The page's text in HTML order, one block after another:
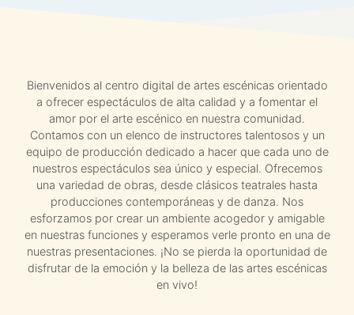
Bienvenidos al centro digital de artes escénicas orientado
a ofrecer espectáculos de alta calidad y a fomentar el
amor por el arte escénico en nuestra comunidad.
Contamos con un elenco de instructores talentosos y un
equipo de producción dedicado a hacer que cada uno de
nuestros espectáculos sea único y especial. Ofrecemos
una variedad de obras, desde clásicos teatrales hasta
producciones contemporáneas y de danza. Nos
esforzamos por crear un ambiente acogedor y amigable
en nuestras funciones y esperamos verle pronto en una de
nuestras presentaciones. ¡No se pierda la oportunidad de
disfrutar de la emoción y la belleza de las artes escénicas
en vivo!